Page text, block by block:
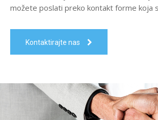
možete poslati preko kontakt forme koja
Kontaktirajte nas